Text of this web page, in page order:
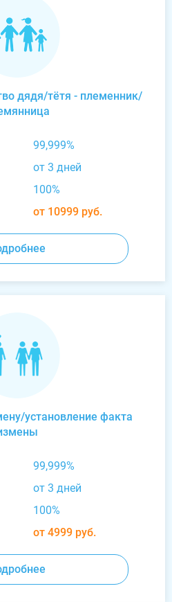
дядя/тётя - племенник/
99,999%
от 3 дней
100%
от 10999 руб.
установление факта
99,999%
от 3 дней
100%
от 4999 руб.